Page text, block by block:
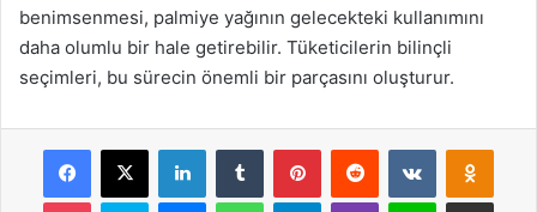
benimsenmesi, palmiye yağının gelecekteki kullanımını
daha olumlu bir hale getirebilir. Tüketicilerin bilinçli
seçimleri, bu sürecin önemli bir parçasını oluşturur.
Facebook
X LinkedInTumblr PinterestReddit VKontakte
Pocket Skype MessengerWhatsAppTelegramViber Line E-Posta ile